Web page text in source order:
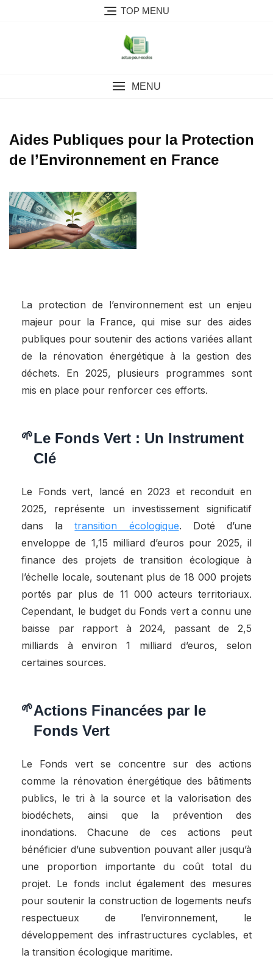
TOP MENU
MENU
Aides Publiques pour la Protection
de l’Environnement en France
La protection de l’environnement est un enjeu
majeur pour la France, qui mise sur des aides
publiques pour soutenir des actions variées allant
de la rénovation énergétique à la gestion des
déchets. En 2025, plusieurs programmes sont
mis en place pour renforcer ces efforts.
Le Fonds Vert : Un Instrument
Clé
Le Fonds vert, lancé en 2023 et reconduit en
2025, représente un investissement significatif
dans latransition écologique. Doté d’une
enveloppe de 1,15 milliard d’euros pour 2025, il
finance des projets de transition écologique à
l’échelle locale, soutenant plus de 18 000 projets
portés par plus de 11 000 acteurs territoriaux.
Cependant, le budget du Fonds vert a connu une
baisse par rapport à 2024, passant de 2,5
milliards à environ 1 milliard d’euros, selon
certaines sources.
Actions Financées par le
Fonds Vert
Le Fonds vert se concentre sur des actions
comme la rénovation énergétique des bâtiments
publics, le tri à la source et la valorisation des
biodéchets, ainsi que la prévention des
inondations. Chacune de ces actions peut
bénéficier d’une subvention pouvant aller jusqu’à
une proportion importante du coût total du
projet. Le fonds inclut également des mesures
pour soutenir la construction de logements neufs
respectueux de l’environnement, le
développement des infrastructures cyclables, et
la transition écologique maritime.